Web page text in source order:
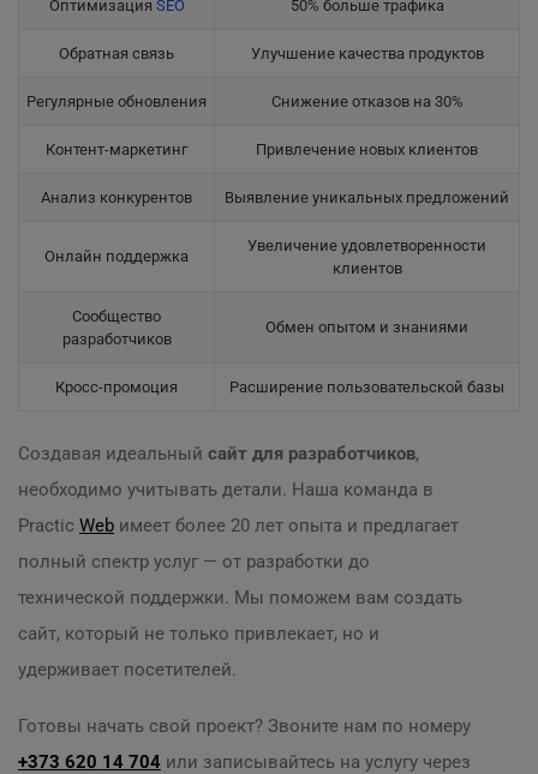
Оптимизация SEO 50% больше трафика
Обратная связь Улучшение качества продуктов
Регулярные обновления Снижение отказов на 30%
Контент-маркетинг Привлечение новых клиентов
Анализ конкурентов Выявление уникальных предложений
Онлайн поддержка
Увеличение удовлетворенности
клиентов
Сообщество
разработчиков
Обмен опытом и знаниями
Кросс-промоция Расширение пользовательской базы
Создавая идеальный сайт для разработчиков,
необходимо учитывать детали. Наша команда в
Practic Web имеет более 20 лет опыта и предлагает
полный спектр услуг — от разработки до
технической поддержки. Мы поможем вам создать
сайт, который не только привлекает, но и
удерживает посетителей.
Готовы начать свой проект? Звоните нам по номеру
+373 620 14 704 или записывайтесь на услугу через